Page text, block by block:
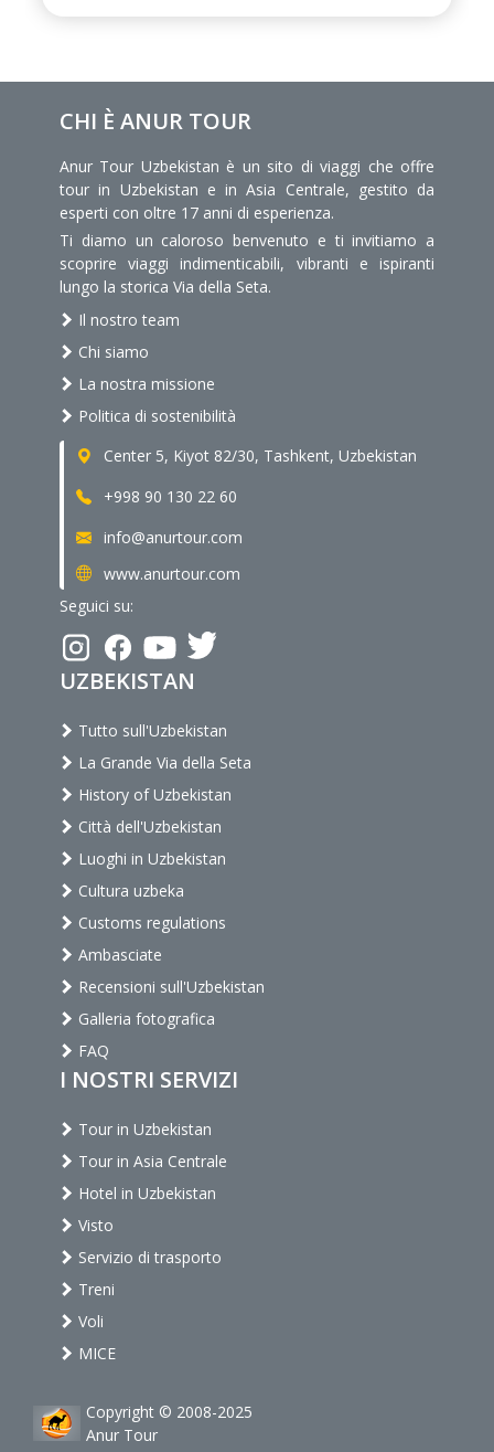
CHI È ANUR TOUR
Anur Tour Uzbekistan è un sito di viaggi che offre
tour in Uzbekistan e in Asia Centrale, gestito da
esperti con oltre 17 anni di esperienza.
Ti diamo un caloroso benvenuto e ti invitiamo a
scoprire viaggi indimenticabili, vibranti e ispiranti
lungo la storica Via della Seta.
Il nostro team
Chi siamo
La nostra missione
Politica di sostenibilità
Center 5, Kiyot 82/30, Tashkent, Uzbekistan
+998 90 130 22 60
info@anurtour.com
www.anurtour.com
Seguici su:
UZBEKISTAN
Tutto sull'Uzbekistan
La Grande Via della Seta
History of Uzbekistan
Città dell'Uzbekistan
Luoghi in Uzbekistan
Cultura uzbeka
Customs regulations
Ambasciate
Recensioni sull'Uzbekistan
Galleria fotografica
FAQ
I NOSTRI SERVIZI
Tour in Uzbekistan
Tour in Asia Centrale
Hotel in Uzbekistan
Visto
Servizio di trasporto
Treni
Voli
MICE
Copyright © 2008-2025
Anur Tour